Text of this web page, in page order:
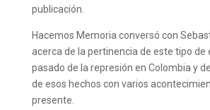
publicación.
Hacemos Memoria conversó con
acerca de la pertinencia de este tipo de
pasado de la represión en Colombia y
de esos hechos con varios
presente.